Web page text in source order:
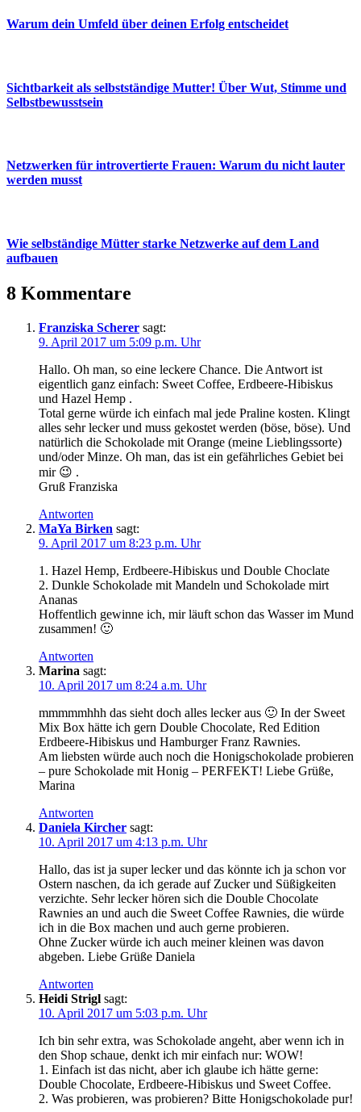
Warum dein Umfeld über deinen Erfolg entscheidet
Sichtbarkeit als selbstständige Mutter! Über Wut, Stimme und
Selbstbewusstsein
Netzwerken für introvertierte Frauen: Warum du nicht lauter
werden musst
Wie selbständige Mütter starke Netzwerke auf dem Land
aufbauen
8 Kommentare
Franziska Scherer sagt:
9. April 2017 um 5:09 p.m. Uhr
Hallo. Oh man, so eine leckere Chance. Die Antwort ist
eigentlich ganz einfach: Sweet Coffee, Erdbeere-Hibiskus
und Hazel Hemp .
Total gerne würde ich einfach mal jede Praline kosten. Klingt
alles sehr lecker und muss gekostet werden (böse, böse). Und
natürlich die Schokolade mit Orange (meine Lieblingssorte)
und/oder Minze. Oh man, das ist ein gefährliches Gebiet bei
mir 😉 .
Gruß Franziska
Antworten
MaYa Birken sagt:
9. April 2017 um 8:23 p.m. Uhr
1. Hazel Hemp, Erdbeere-Hibiskus und Double Choclate
2. Dunkle Schokolade mit Mandeln und Schokolade mirt
Ananas
Hoffentlich gewinne ich, mir läuft schon das Wasser im Mund
zusammen! 🙂
Antworten
Marina sagt:
10. April 2017 um 8:24 a.m. Uhr
mmmmmhhh das sieht doch alles lecker aus 🙂 In der Sweet
Mix Box hätte ich gern Double Chocolate, Red Edition
Erdbeere-Hibiskus und Hamburger Franz Rawnies.
Am liebsten würde auch noch die Honigschokolade probieren
– pure Schokolade mit Honig – PERFEKT! Liebe Grüße,
Marina
Antworten
Daniela Kircher sagt:
10. April 2017 um 4:13 p.m. Uhr
Hallo, das ist ja super lecker und das könnte ich ja schon vor
Ostern naschen, da ich gerade auf Zucker und Süßigkeiten
verzichte. Sehr lecker hören sich die Double Chocolate
Rawnies an und auch die Sweet Coffee Rawnies, die würde
ich in die Box machen und auch gerne probieren.
Ohne Zucker würde ich auch meiner kleinen was davon
abgeben. Liebe Grüße Daniela
Antworten
Heidi Strigl sagt:
10. April 2017 um 5:03 p.m. Uhr
Ich bin sehr extra, was Schokolade angeht, aber wenn ich in
den Shop schaue, denkt ich mir einfach nur: WOW!
1. Einfach ist das nicht, aber ich glaube ich hätte gerne:
Double Chocolate, Erdbeere-Hibiskus und Sweet Coffee.
2. Was probieren, was probieren? Bitte Honigschokolade pur!